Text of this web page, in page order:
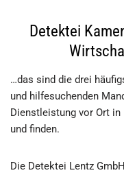
Detektei
…das sind die drei
und hilfesuchenden
Dienstleistung vor Ort in
und finden.
Die Detektei Lentz